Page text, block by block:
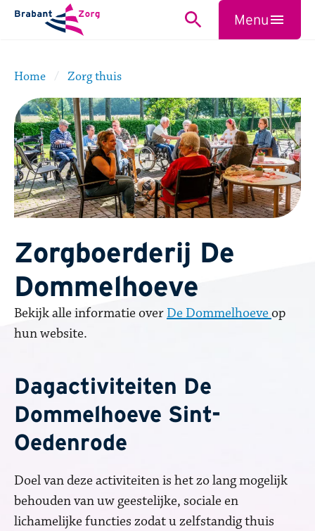
BrabantZorg Logo
Zoeken
Menu
Sluiten
Home Zorg thuis
Zorgboerderij De
Dommelhoeve
Bekijk alle informatie over De Dommelhoeveop
hun website.
Dagactiviteiten De
Dommelhoeve Sint-
Oedenrode
Doel van deze activiteiten is het zo lang mogelijk
behouden van uw geestelijke, sociale en
lichamelijke functies zodat u zelfstandig thuis